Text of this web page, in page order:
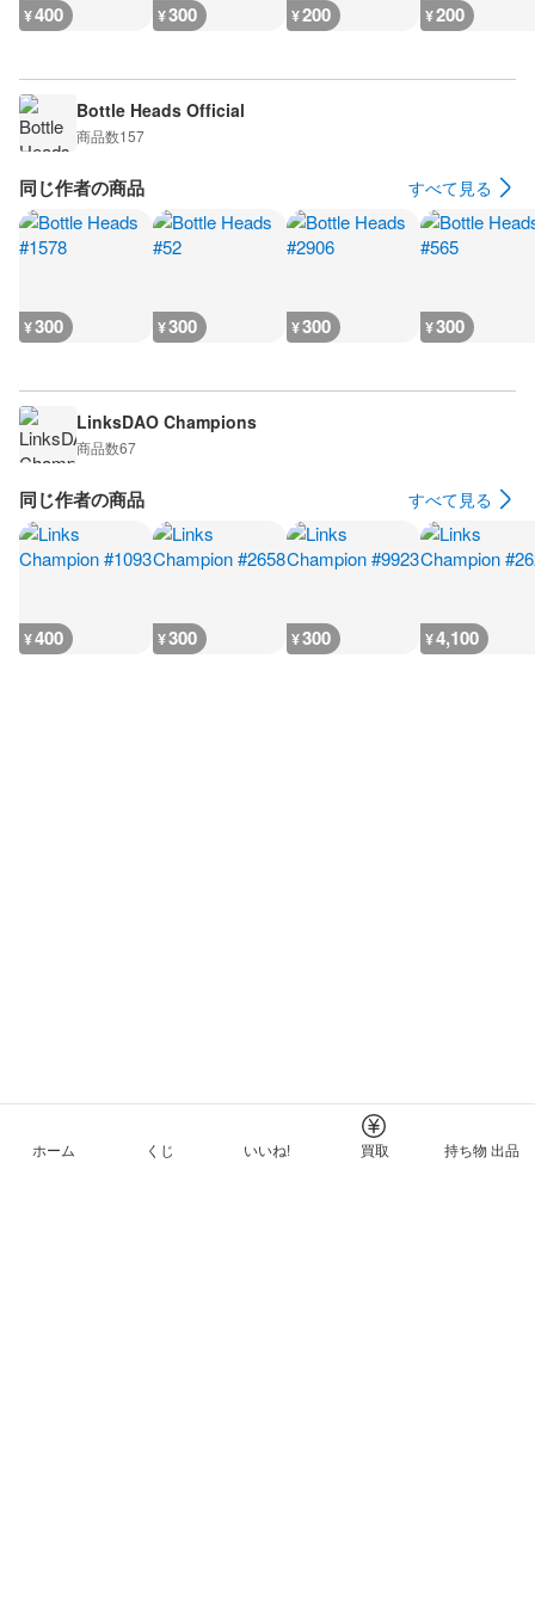
¥400 ¥300 ¥200 ¥200
Bottle Heads Official
商品数157
同じ作者の商品 すべて見る
¥300 ¥300 ¥300 ¥300
LinksDAO Champions
商品数67
同じ作者の商品 すべて見る
¥400 ¥300 ¥300 ¥4,100
ホーム くじ いいね! 買取 持ち物 出品